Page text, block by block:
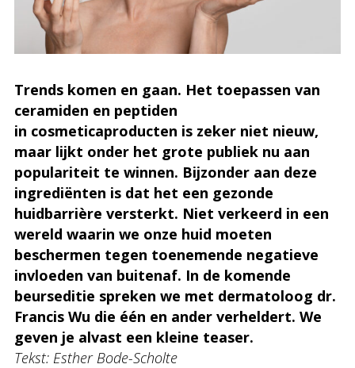
Trends komen en gaan. Het toepassen van
ceramiden en peptiden
in cosmeticaproducten is zeker niet nieuw,
maar lijkt onder het grote publiek nu aan
populariteit te winnen. Bijzonder aan deze
ingrediënten is dat het een gezonde
huidbarrière versterkt. Niet verkeerd in een
wereld waarin we onze huid moeten
beschermen tegen toenemende negatieve
invloeden van buitenaf. In de komende
beurseditie spreken we met dermatoloog dr.
Francis Wu die één en ander verheldert. We
geven je alvast een kleine teaser.
Tekst: Esther Bode-Scholte